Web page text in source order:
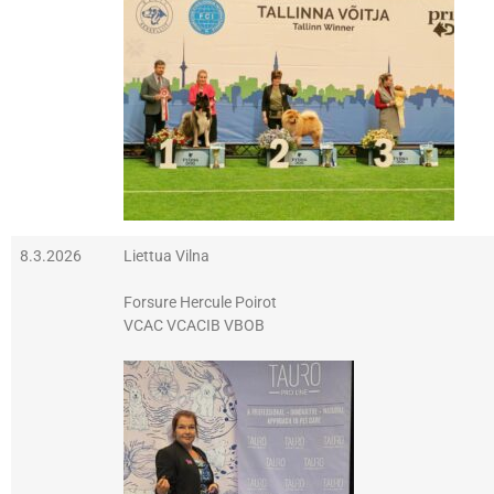
8.3.2026 Liettua Vilna
Forsure Hercule Poirot
VCAC VCACIB VBOB